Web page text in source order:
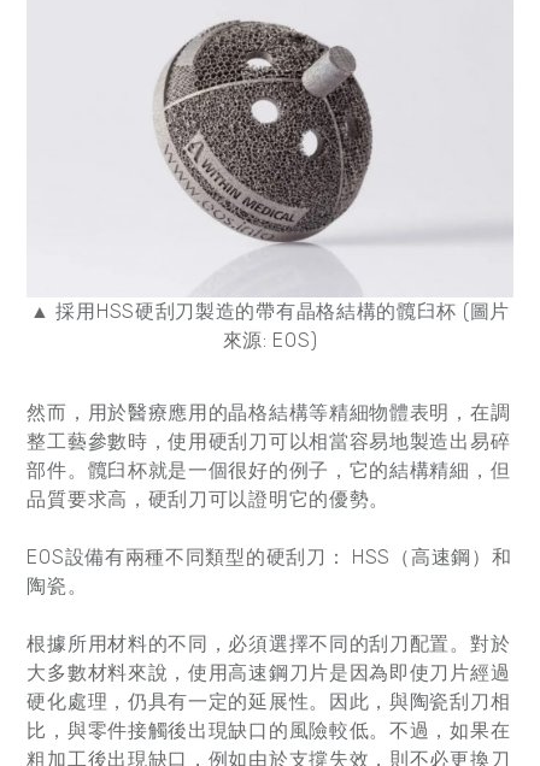
▲ 採用HSS硬刮刀製造的帶有晶格結構的髖臼杯 (圖片
來源: EOS)
然而，用於醫療應用的晶格結構等精細物體表明，在調
整工藝參數時，使用硬刮刀可以相當容易地製造出易碎
部件。髖臼杯就是一個很好的例子，它的結構精細，但
品質要求高，硬刮刀可以證明它的優勢。
EOS設備有兩種不同類型的硬刮刀： HSS（高速鋼）和
陶瓷。
根據所用材料的不同，必須選擇不同的刮刀配置。對於
大多數材料來說，使用高速鋼刀片是因為即使刀片經過
硬化處理，仍具有一定的延展性。因此，與陶瓷刮刀相
比，與零件接觸後出現缺口的風險較低。不過，如果在
粗加工後出現缺口，例如由於支撐失效，則不必更換刀